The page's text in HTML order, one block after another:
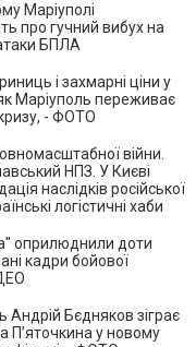
Маріуполі
про гучний вибух на
БПЛА
і захмарні ціни у
Маріуполь переживає
- ФОТО
війни.
НПЗ. У Києві
наслідків російської
логістичні хаби
оприлюднили доти
кадри бойової
Андрій Бєдняков зіграє
П’яточкина у новому